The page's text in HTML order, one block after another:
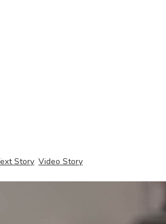
Story Video Story